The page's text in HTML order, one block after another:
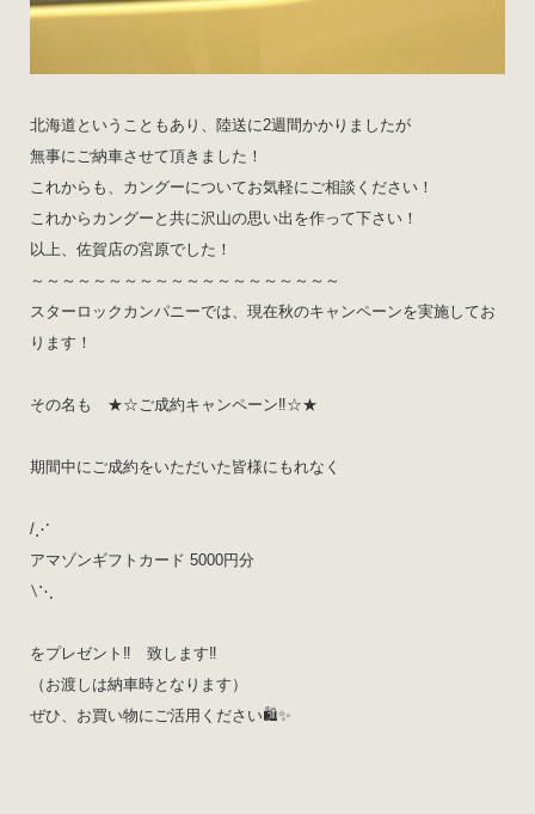
北海道ということもあり、陸送に2週間かかりましたが
無事にご納車させて頂きました！
これからも、カングーについてお気軽にご相談ください！
これからカングーと共に沢山の思い出を作って下さい！
以上、佐賀店の宮原でした！
～～～～～～～～～～～～～～～～～～～～
スターロックカンパニーでは、現在秋のキャンペーンを実施してお
ります！
その名も ★☆ご成約キャンペーン‼️☆★
期間中にご成約をいただいた皆様にもれなく
/⋰
アマゾンギフトカード 5000円分
∖⋱
をプレゼント‼️ 致します‼️
（お渡しは納車時となります）
ぜひ、お買い物にご活用ください🛍✨️